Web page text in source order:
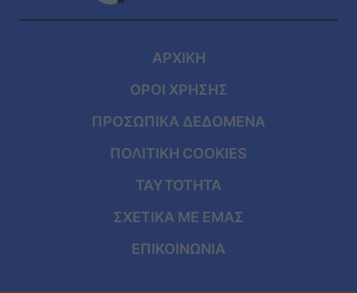
ΑΡΧΙΚΗ
ΟΡΟΙ ΧΡΗΣΗΣ
ΠΡΟΣΩΠΙΚΑ ΔΕΔΟΜΕΝΑ
ΠΟΛΙΤΙΚΗ COOKIES
ΤΑΥΤΟΤΗΤΑ
ΣΧΕΤΙΚΑ ΜΕ ΕΜΑΣ
ΕΠΙΚΟΙΝΩΝΙΑ